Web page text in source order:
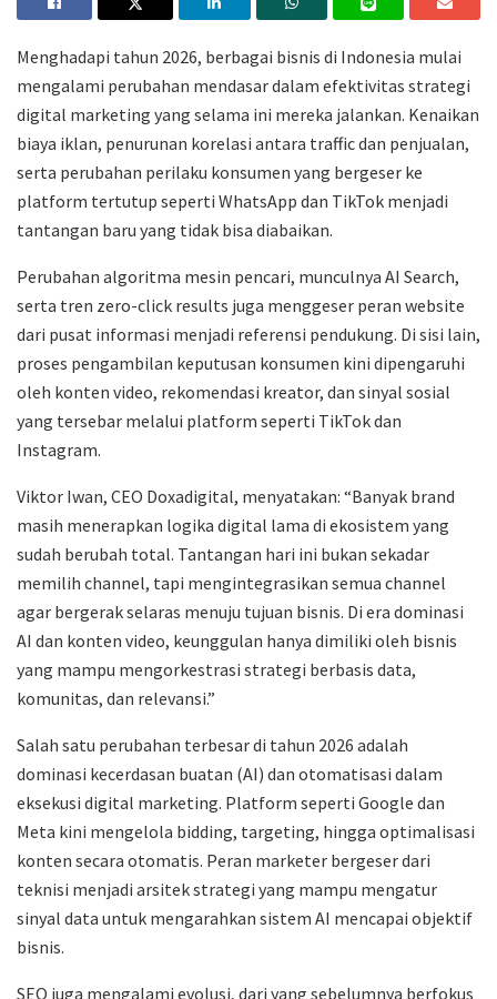
Menghadapi tahun 2026, berbagai bisnis di Indonesia mulai
mengalami perubahan mendasar dalam efektivitas strategi
digital marketing yang selama ini mereka jalankan. Kenaikan
biaya iklan, penurunan korelasi antara traffic dan penjualan,
serta perubahan perilaku konsumen yang bergeser ke
platform tertutup seperti WhatsApp dan TikTok menjadi
tantangan baru yang tidak bisa diabaikan.
Perubahan algoritma mesin pencari, munculnya AI Search,
serta tren zero-click results juga menggeser peran website
dari pusat informasi menjadi referensi pendukung. Di sisi lain,
proses pengambilan keputusan konsumen kini dipengaruhi
oleh konten video, rekomendasi kreator, dan sinyal sosial
yang tersebar melalui platform seperti TikTok dan
Instagram.
Viktor Iwan, CEO Doxadigital, menyatakan: “Banyak brand
masih menerapkan logika digital lama di ekosistem yang
sudah berubah total. Tantangan hari ini bukan sekadar
memilih channel, tapi mengintegrasikan semua channel
agar bergerak selaras menuju tujuan bisnis. Di era dominasi
AI dan konten video, keunggulan hanya dimiliki oleh bisnis
yang mampu mengorkestrasi strategi berbasis data,
komunitas, dan relevansi.”
Salah satu perubahan terbesar di tahun 2026 adalah
dominasi kecerdasan buatan (AI) dan otomatisasi dalam
eksekusi digital marketing. Platform seperti Google dan
Meta kini mengelola bidding, targeting, hingga optimalisasi
konten secara otomatis. Peran marketer bergeser dari
teknisi menjadi arsitek strategi yang mampu mengatur
sinyal data untuk mengarahkan sistem AI mencapai objektif
bisnis.
SEO juga mengalami evolusi, dari yang sebelumnya berfokus